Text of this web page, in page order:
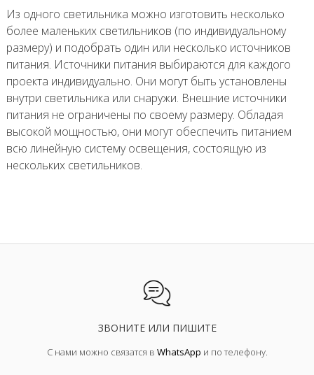
Из одного светильника можно изготовить несколько
более маленьких светильников (по индивидуальному
размеру) и подобрать один или несколько источников
питания. Источники питания выбираются для каждого
проекта индивидуально. Они могут быть установлены
внутри светильника или снаружи. Внешние источники
питания не ограничены по своему размеру. Обладая
высокой мощностью, они могут обеспечить питанием
всю линейную систему освещения, состоящую из
нескольких светильников.
ЗВОНИТЕ ИЛИ ПИШИТЕ
С нами можно связатся в WhatsApp и по телефону.